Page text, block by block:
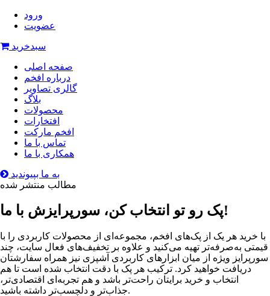
ورود
عضویت
سبدخرید
صفحه اصلی
درباره افخم
گالری تصاویر
بلاگ
محصولات
افتخارات
افخم مارکت
تماس با ما
همکاری با ما
به ما بپیوندید
مطالب منتشر شده
پک رو تو انتخاب کن، سورپرایزش با ما!
با خرید هر یک از پک‌های افخم، مجموعه‌ای از محصولات کاربردی را با
قیمتی به‌صرفه‌تر تهیه می‌کنید و علاوه بر تخفیف‌های فعال سایت، چند
سورپرایز ویژه از میان ابزارهای کاربردی آشپزی نیز همراه سفارشتان
دریافت خواهید کرد. ترکیب هر پک با دقت انتخاب شده است تا هم
انتخاب و خرید برایتان راحت‌تر باشد و هم تجربه‌ای اقتصادی‌تر،
جذاب‌تر و دلچسب‌تر داشته باشید.